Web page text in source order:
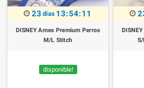
23 días 13:54:10
DISNEY Arnes Premium Perros
M/L Stitch
disponible!